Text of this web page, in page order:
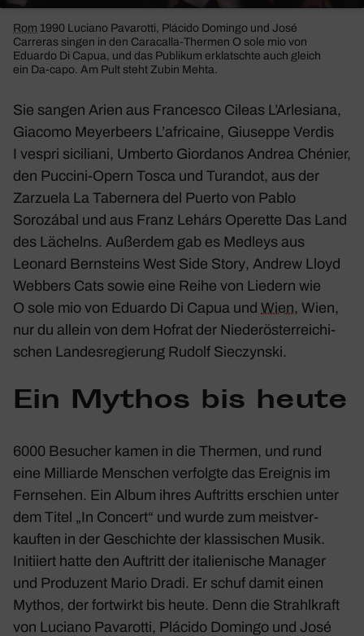
Rom 1990 Luciano Pava­rotti, Plácido Domingo und José
Carreras singen in den Cara­calla-Thermen O sole mio von
Eduardo Di Capua, und das Publikum erklatschte auch gleich
ein Da-capo. Am Pult steht Zubin Mehta.
Sie sangen Arien aus Fran­cesco Cileas L’Arle­siana,
Giacomo Meyer­beers L’af­ri­caine, Giuseppe Verdis
I vespri sici­liani, Umberto Giord­anos Andrea Chénier,
den Puccini-Opern Tosca und Turandot, aus der
Zarzuela La Taber­nera del Puerto von Pablo
Sorozábal und aus Franz Lehárs Operette Das Land
des Lächelns. Außerdem gab es Medleys aus
Leonard Bern­steins West Side Story, Andrew Lloyd
Webbers Cats sowie eine Reihe von Liedern wie
O sole mio von Eduardo Di Capua und Wien, Wien,
nur du allein von dem Hofrat der Nieder­ös­ter­rei­chi­
schen Landes­re­gie­rung Rudolf Siec­zynski.
Ein Mythos bis heute
6000 Besu­cher kamen in die Thermen, und rund
eine Milli­arde Menschen verfolgte das Ereignis im
Fern­sehen. Ein Album ihres Auftritts erschien unter
dem Titel „In Concert“ und wurde zum meist­ver­
kauften in der Geschichte der klas­si­schen Musik.
Initi­iert hatte den Auftritt der italie­ni­sche Manager
und Produ­zent Mario Dradi. Er schuf damit einen
Mythos, der fort­wirkt bis heute. Denn die Strahl­kraft
von Luciano Pava­rotti, Plácido Domingo und José